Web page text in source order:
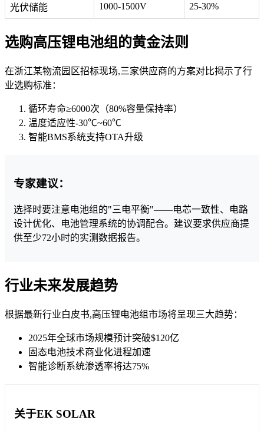
光伏储能 1000-1500V 25-30%
选购高压锂电池组的黄金法则
在浙江某物流园区招标现场,三家供应商的方案对比揭示了行
业选购标准：
循环寿命≥6000次（80%容量保持率）
温度适应性-30℃~60℃
智能BMS系统支持OTA升级
专家建议：
选择时要注意电池组的"三电平衡"——电芯一致性、电路
设计优化、电池管理系统的协调配合。建议要求供应商提
供至少72小时的实测数据报告。
行业未来发展趋势
根据最新行业白皮书,高压锂电池组市场将呈现三大趋势：
2025年全球市场规模预计突破$120亿
固态电池技术商业化进程加速
智能诊断系统渗透率将达75%
关于EK SOLAR